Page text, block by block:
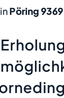
Pöring9369